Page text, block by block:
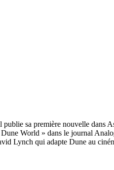
sa première nouvelle dans
World » dans le journal
Lynch qui adapte Dune au